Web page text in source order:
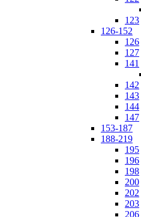
123
126-152
126
127
141
142
143
144
147
153-187
188-219
195
196
198
200
202
203
206